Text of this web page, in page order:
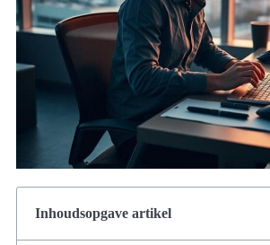
Inhoudsopgave artikel